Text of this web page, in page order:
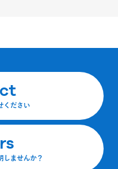
ください
しませんか？